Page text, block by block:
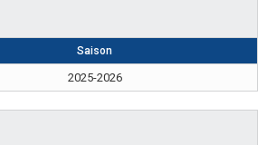
Saison
2025-2026